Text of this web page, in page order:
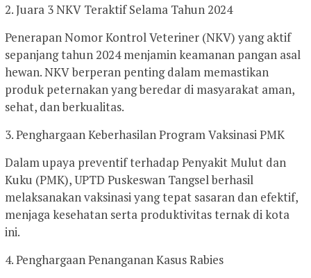
2. Juara 3 NKV Teraktif Selama Tahun 2024
Penerapan Nomor Kontrol Veteriner (NKV) yang aktif
sepanjang tahun 2024 menjamin keamanan pangan asal
hewan. NKV berperan penting dalam memastikan
produk peternakan yang beredar di masyarakat aman,
sehat, dan berkualitas.
3. Penghargaan Keberhasilan Program Vaksinasi PMK
Dalam upaya preventif terhadap Penyakit Mulut dan
Kuku (PMK), UPTD Puskeswan Tangsel berhasil
melaksanakan vaksinasi yang tepat sasaran dan efektif,
menjaga kesehatan serta produktivitas ternak di kota
ini.
4. Penghargaan Penanganan Kasus Rabies